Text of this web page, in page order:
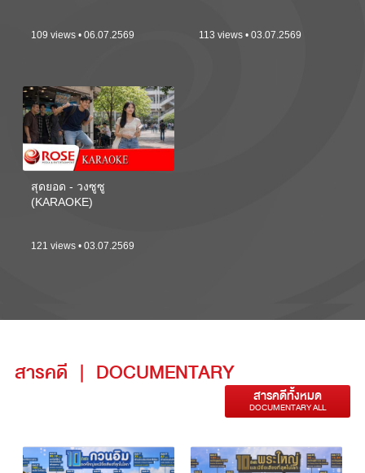
109 views • 06.07.2569 113 views • 03.07.2569
สุดยอด - วงซูซู
(KARAOKE)
121 views • 03.07.2569
สารคดี | DOCUMENTARY
สารคดีทั้งหมด
DOCUMENTARY ALL